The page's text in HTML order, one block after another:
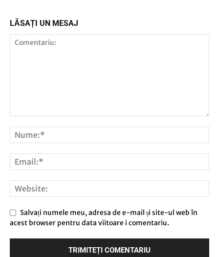
LĂSAȚI UN MESAJ
Salvați numele meu, adresa de e-mail și site-ul web în
acest browser pentru data viitoare i comentariu.